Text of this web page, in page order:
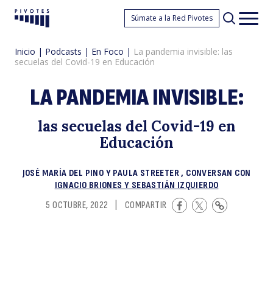
Pivotes Súmate a la Red Pivotes
Inicio | Podcasts | En Foco | La pandemia invisible: las
secuelas del Covid-19 en Educación
LA PANDEMIA INVISIBLE:
las secuelas del Covid-19 en
Educación
JOSÉ MARÍA DEL PINO Y PAULA STREETER , CONVERSAN CON
IGNACIO BRIONES Y SEBASTIÁN IZQUIERDO
5 OCTUBRE, 2022
COMPARTIR